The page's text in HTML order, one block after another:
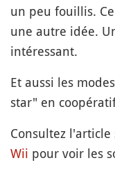
un peu fouillis.
une autre idée.
intéressant.
Et aussi les
star" en
Consultez l'article
Wii pour voir les